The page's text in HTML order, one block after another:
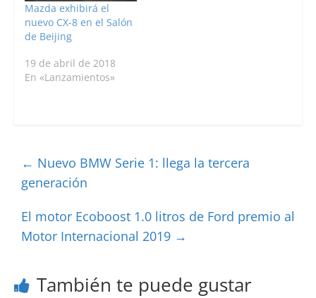
Mazda exhibirá el
nuevo CX-8 en el Salón
de Beijing
19 de abril de 2018
En «Lanzamientos»
← Nuevo BMW Serie 1: llega la tercera
generación
El motor Ecoboost 1.0 litros de Ford premio al
Motor Internacional 2019 →
También te puede gustar